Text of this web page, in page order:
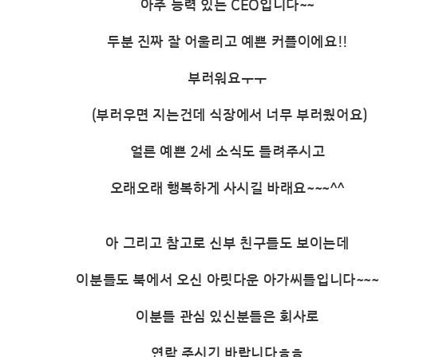
아주 능력 있는 CEO입니다~~
두분 진짜 잘 어울리고 예쁜 커플이에요!!
부러워요ㅜㅜ
(부러우면 지는건데 식장에서 너무 부러웠어요)
얼른 예쁜 2세 소식도 들려주시고
오래오래 행복하게 사시길 바래요~~~^^
아 그리고 참고로 신부 친구들도 보이는데
이분들도 북에서 오신 아릿다운 아가씨들입니다~~~
이분들 관심 있신분들은 회사로
연락 주시기 바랍니다ㅎㅎ